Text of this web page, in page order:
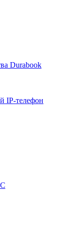
Durabook
IP-телефон